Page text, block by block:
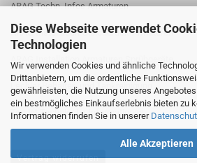
Diese Webseite verwendet
Technologien
Wir verwenden Cookies und ähnliche
Drittanbietern, um die ordentliche
gewährleisten, die Nutzung unseres
ein bestmögliches Einkaufserlebnis bieten zu
Informationen finden Sie in unserer
Alle Akzeptieren
ARAG Techn. Infos Armaturen
ARAG Installation Gleichdruck-Armaturen
ARAG Installation Armaturen Sprühgeräte
Lechler Behälter- und Tankreinigung
TeeJet Technische Informationen
Vertrag widerrufen